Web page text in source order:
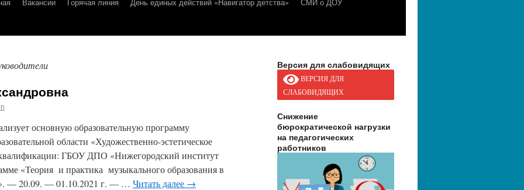
основную образовательную программу
области «Художественно-эстетическое
ГБОУ ДПО «Нижегородский институт
«Теория и практика музыкального образования в
— 20.09. — 01.10.2021 г. — … Читать далее →
Версия для слабовидящих
ВЕРСИЯ ДЛЯ
СЛАБОВИДЯЩИХ
Снижение
бюрократической нагрузки
на педагогических
работников